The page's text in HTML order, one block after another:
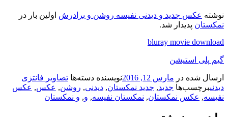
نوشته عکس جدید و دیدنی نفیسه روشن و برادرش اولین بار در
نمکستان پدیدار شد.
bluray movie download
گیم پلی استیشن
ارسال شده در مارس 12, 2016 نویسنده دسته‌ها تصاویر فانتزی
دیدنیبرچسب‌ها جدید, جدید نمکستان, دیدنی, روشن, عکس, عکس
نفیسه, عکس نمکستان, نمکستان نفیسه, و, و نمکستان